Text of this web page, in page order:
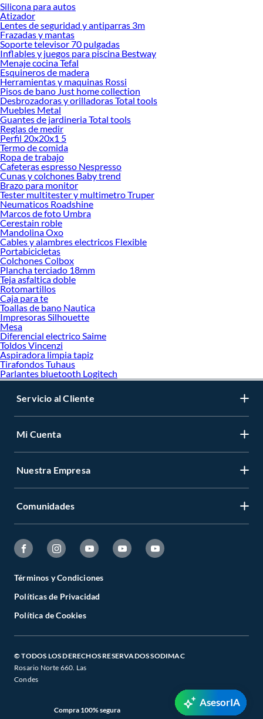
Silicona para autos
Atizador
Lentes de seguridad y antiparras 3m
Frazadas y mantas
Soporte televisor 70 pulgadas
Inflables y juegos para piscina Bestway
Menaje cocina Tefal
Esquineros de madera
Herramientas y maquinas Rossi
Pisos de bano Just home collection
Desbrozadoras y orilladoras Total tools
Muebles Metal
Guantes de jardineria Total tools
Reglas de medir
Perfil 20x20x1 5
Termo de comida
Ropa de trabajo
Cafeteras espresso Nespresso
Cunas y colchones Baby trend
Brazo para monitor
Tester multitester y multimetro Truper
Neumaticos Roadshine
Marcos de foto Umbra
Cerestain roble
Mandolina Oxo
Cables y alambres electricos Flexible
Portabicicletas
Colchones Colbox
Plancha terciado 18mm
Teja asfaltica doble
Rotomartillos
Caja para te
Toallas de bano Nautica
Impresoras Silhouette
Mesa
Diferencial electrico Saime
Toldos Vincenzi
Aspiradora limpia tapiz
Tirafondos Tuhaus
Parlantes bluetooth Logitech
Servicio al Cliente
Mi Cuenta
Nuestra Empresa
Comunidades
Términos y Condiciones
Políticas de Privacidad
Política de Cookies
© TODOS LOS DERECHOS RESERVADOS SODIMAC
Rosario Norte 660. Las
Condes
Compra 100% segura
AsesorIA